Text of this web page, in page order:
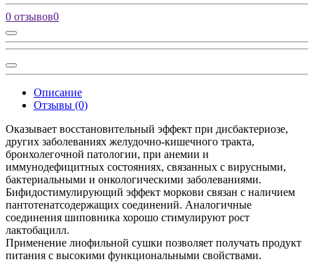
0 отзывов0
Описание
Отзывы (0)
Оказывает восстановительный эффект при дисбактериозе,
других заболеваниях желудочно-кишечного тракта,
бронхолегочной патологии, при анемии и
иммунодефицитных состояниях, связанных с вирусными,
бактериальными и онкологическими заболеваниями.
Бифидостимулирующий эффект моркови связан с наличием
пантотенатсодержащих соединений. Аналогичные
соединения шиповника хорошо стимулируют рост
лактобацилл.
Применение лиофильной сушки позволяет получать продукт
питания с высокими функциональными свойствами.